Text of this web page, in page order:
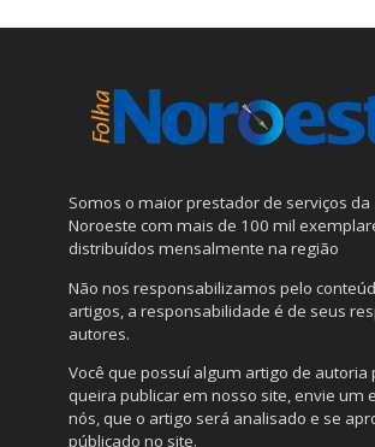
Somos o maior prestador de serviços da
Noroeste com mais de 100 mil
distribuídos mensalmente na região
Não nos responsabilizamos pelo
artigos, a responsabilidade é de seus
autores.
Você que possuí algum artigo de autoria
queira publicar em nosso site, envie um
nós, que o artigo será analisado e se
públicado no site.